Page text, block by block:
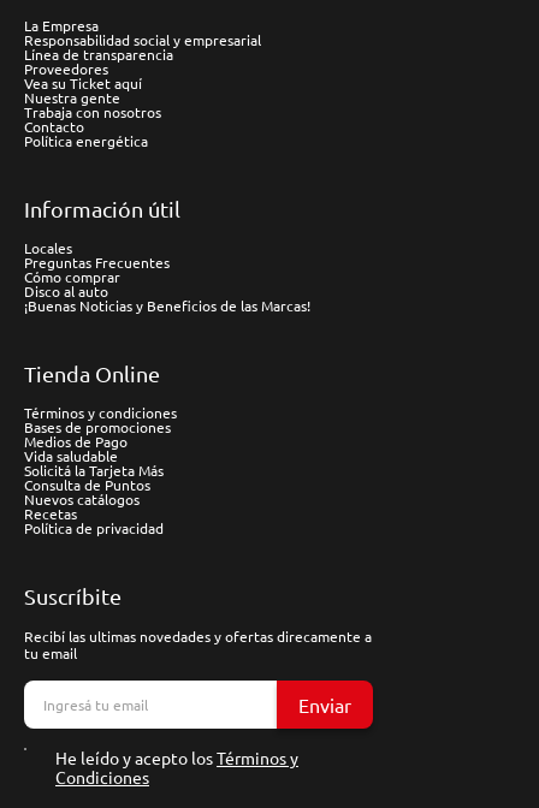
La Empresa
Responsabilidad social y empresarial
Línea de transparencia
Proveedores
Vea su Ticket aquí
Nuestra gente
Trabaja con nosotros
Contacto
Política energética
Información útil
Locales
Preguntas Frecuentes
Cómo comprar
Disco al auto
¡Buenas Noticias y Beneficios de las Marcas!
Tienda Online
Términos y condiciones
Bases de promociones
Medios de Pago
Vida saludable
Solicitá la Tarjeta Más
Consulta de Puntos
Nuevos catálogos
Recetas
Política de privacidad
Suscríbite
Recibí las ultimas novedades y ofertas direcamente a
tu email
Enviar
He leído y acepto losTérminos y
Condiciones